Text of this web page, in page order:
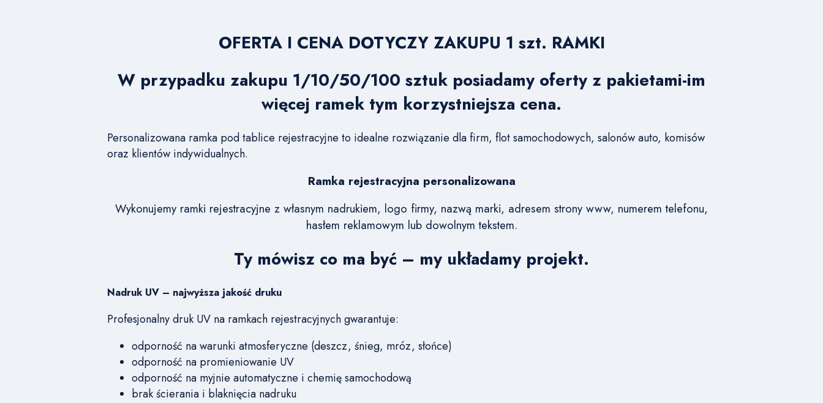
OFERTA I CENA DOTYCZY ZAKUPU 1 szt. RAMKI
W przypadku zakupu 1/10/50/100 sztuk posiadamy oferty z pakietami-im
więcej ramek tym korzystniejsza cena.
Personalizowana ramka pod tablice rejestracyjne to idealne rozwiązanie dla firm, flot samochodowych, salonów auto, komisów
oraz klientów indywidualnych.
Ramka rejestracyjna personalizowana
Wykonujemy ramki rejestracyjne z własnym nadrukiem, logo firmy, nazwą marki, adresem strony www, numerem telefonu,
hasłem reklamowym lub dowolnym tekstem.
Ty mówisz co ma być – my układamy projekt.
Nadruk UV – najwyższa jakość druku
Profesjonalny druk UV na ramkach rejestracyjnych gwarantuje:
odporność na warunki atmosferyczne (deszcz, śnieg, mróz, słońce)
odporność na promieniowanie UV
odporność na myjnie automatyczne i chemię samochodową
brak ścierania i blaknięcia nadruku